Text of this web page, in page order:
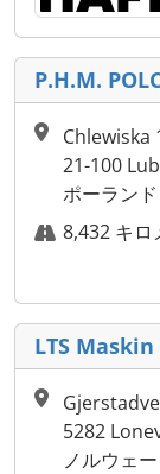
P.H.M.
Chlewiska
21-100
ポーランド
8,432 キロ
LTS Maskin
5282
ノルウェー